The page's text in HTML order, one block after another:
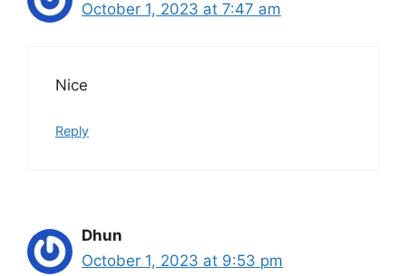
October 1, 2023 at 7:47 am
Nice
Reply
Dhun
October 1, 2023 at 9:53 pm